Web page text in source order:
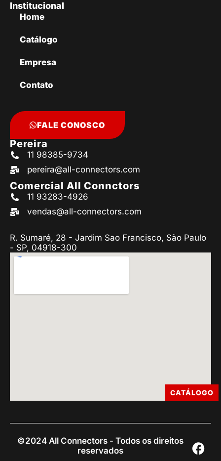
Institucional
Home
Catálogo
Empresa
Contato
FALE CONOSCO
Pereira
11 98385-9734
pereira@all-connectors.com
Comercial All Connctors
11 93283-4926
vendas@all-connectors.com
R. Sumaré, 28 - Jardim Sao Francisco, São Paulo
- SP, 04918-300
©2024 All Connectors - Todos os direitos
reservados
CATÁLOGO